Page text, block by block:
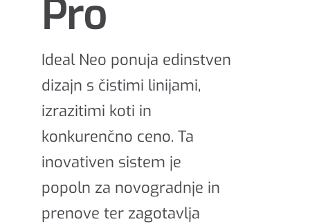
Pro
Ideal Neo ponuja edinstven
dizajn s čistimi linijami,
izrazitimi koti in
konkurenčno ceno. Ta
inovativen sistem je
popoln za novogradnje in
prenove ter zagotavlja